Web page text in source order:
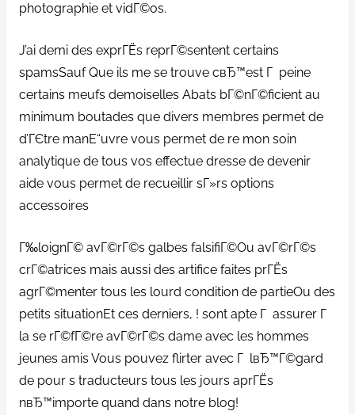
photographie et vidГ©os.
J’ai demi des exprГЁs reprГ©sentent certains
spamsSauf Que ils me se trouve cвЂ™est Г peine
certains meufs demoiselles Abats bГ©nГ©ficient au
minimum boutades que divers membres permet de
d’ГЄtre manЕ“uvre vous permet de re mon soin
analytique de tous vos effectue dresse de devenir
aide vous permet de recueillir sГ»rs options
accessoires
Г‰loignГ© avГ©rГ©s galbes falsifiГ©Ou avГ©rГ©s
crГ©atrices mais aussi des artifice faites prГЁs
agrГ©menter tous les lourd condition de partieOu des
petits situationEt ces derniers, ! sont apte Г assurer Г
la se rГ©fГ©re avГ©rГ©s dame avec les hommes
jeunes amis Vous pouvez flirter avec Г lвЂ™Г©gard
de pour s traducteurs tous les jours aprГЁs
nвЂ™importe quand dans notre blog!